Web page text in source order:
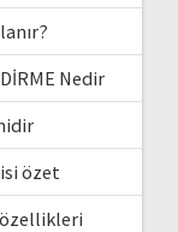
Nedir
özet
özellikleri